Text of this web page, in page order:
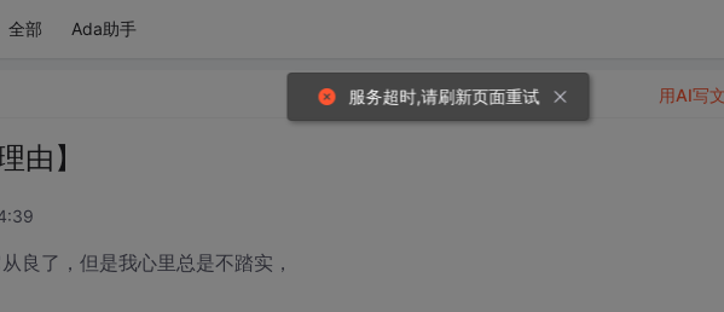
全部 Ada助手
由】
良了，但是我心里总是不踏实，
用AI写
服务超时,请刷新页面重试